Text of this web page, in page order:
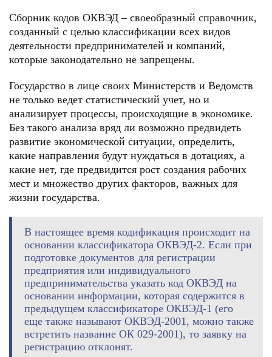
Сборник кодов ОКВЭД – своеобразный справочник,
созданный с целью классификации всех видов
деятельности предпринимателей и компаний,
которые законодательно не запрещены.
Государство в лице своих Министерств и Ведомств
не только ведет статистический учет, но и
анализирует процессы, происходящие в экономике.
Без такого анализа вряд ли возможно предвидеть
развитие экономической ситуации, определить,
какие направления будут нуждаться в дотациях, а
какие нет, где предвидится рост создания рабочих
мест и множество других факторов, важных для
жизни государства.
В настоящее время кодификация происходит на
основании классификатора ОКВЭД-2. Если при
подготовке документов для регистрации
предприятия или индивидуального
предпринимательства указать код ОКВЭД на
основании информации, которая содержится в
предыдущем классификаторе ОКВЭД-1 (его
еще также называют ОКВЭД-2001, можно также
встретить название ОК 029-2001), то заявку на
регистрацию отклонят.